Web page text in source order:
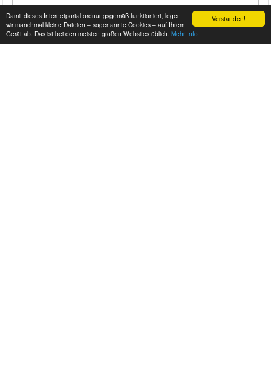
Verstanden!
Damit dieses Internetportal ordnungsgemäß funktioniert, legen
wir manchmal kleine Dateien – sogenannte Cookies – auf Ihrem
Gerät ab. Das ist bei den meisten großen Websites üblich. Mehr Info